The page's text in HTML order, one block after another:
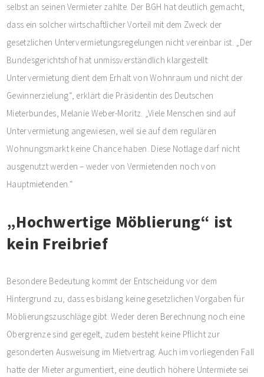
selbst an seinen Vermieter zahlte. Der BGH hat deutlich gemacht,
dass ein solcher wirtschaftlicher Vorteil mit dem Zweck der
gesetzlichen Untervermietungsregelungen nicht vereinbar ist. „Der
Bundesgerichtshof hat unmissverständlich klargestellt:
Untervermietung dient dem Erhalt von Wohnraum und nicht der
Gewinnerzielung“, erklärt die Präsidentin des Deutschen
Mieterbundes, Melanie Weber-Moritz. „Viele Menschen sind auf
Untervermietung angewiesen, weil sie auf dem regulären
Wohnungsmarkt keine Chance haben. Diese Notlage darf nicht
ausgenutzt werden – weder von Vermietenden noch von
Hauptmietenden.“
„Hochwertige Möblierung“ ist
kein Freibrief
Besondere Bedeutung kommt der Entscheidung vor dem
Hintergrund zu, dass es bislang keine gesetzlichen Vorgaben für
Möblierungszuschläge gibt. Weder deren Berechnung noch eine
Obergrenze sind geregelt, zudem besteht keine Pflicht zur
gesonderten Ausweisung im Mietvertrag. Auch im vorliegenden Fall
hatte der Mieter argumentiert, eine deutlich höhere Untermiete sei